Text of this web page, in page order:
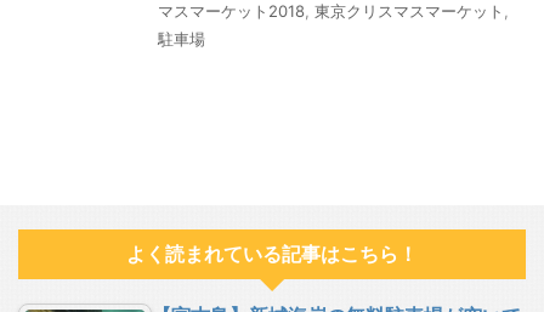
マスマーケット2018 東京クリスマスマーケット
駐車場
よく読まれている記事はこちら！